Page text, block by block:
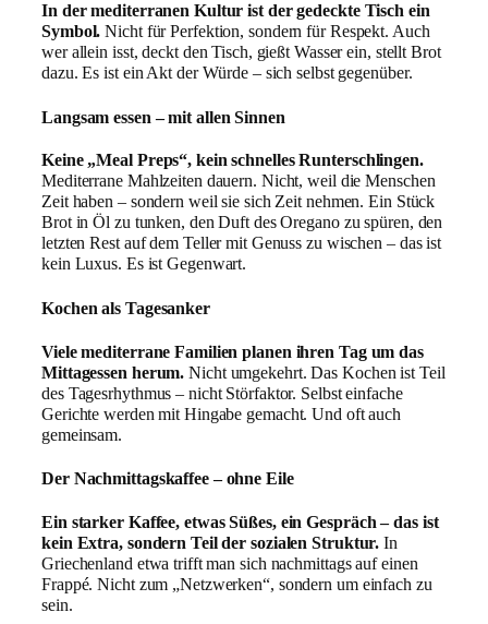
In der mediterranen Kultur ist der gedeckte Tisch ein
Symbol. Nicht für Perfektion, sondern für Respekt. Auch
wer allein isst, deckt den Tisch, gießt Wasser ein, stellt Brot
dazu. Es ist ein Akt der Würde – sich selbst gegenüber.
Langsam essen – mit allen Sinnen
Keine „Meal Preps“, kein schnelles Runterschlingen.
Mediterrane Mahlzeiten dauern. Nicht, weil die Menschen
Zeit haben – sondern weil sie sich Zeit nehmen. Ein Stück
Brot in Öl zu tunken, den Duft des Oregano zu spüren, den
letzten Rest auf dem Teller mit Genuss zu wischen – das ist
kein Luxus. Es ist Gegenwart.
Kochen als Tagesanker
Viele mediterrane Familien planen ihren Tag um das
Mittagessen herum. Nicht umgekehrt. Das Kochen ist Teil
des Tagesrhythmus – nicht Störfaktor. Selbst einfache
Gerichte werden mit Hingabe gemacht. Und oft auch
gemeinsam.
Der Nachmittagskaffee – ohne Eile
Ein starker Kaffee, etwas Süßes, ein Gespräch – das ist
kein Extra, sondern Teil der sozialen Struktur. In
Griechenland etwa trifft man sich nachmittags auf einen
Frappé. Nicht zum „Netzwerken“, sondern um einfach zu
sein.